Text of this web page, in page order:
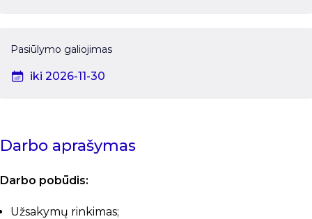
Pasiūlymo galiojimas
iki 2026-11-30
Darbo aprašymas
Darbo pobūdis:
Užsakymų rinkimas;